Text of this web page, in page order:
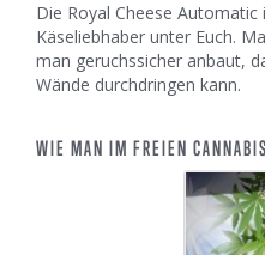
Die Royal Cheese
Käseliebhaber unter Euch.
man geruchssicher anbaut,
Wände durchdringen kann.
WIE MAN IM FREIEN